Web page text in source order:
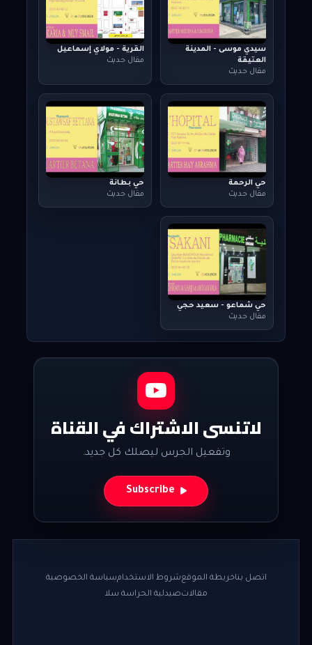
سيدي موسى - المدينة
العتيقة
مقال حديث
القرية - مولاي إسماعيل
مقال حديث
حي الرحمة
مقال حديث
حي بطانة
مقال حديث
حي شماعو - سعيد حجي
مقال حديث
لاتنسى الاشتراك في القناة
وتفعيل الجرس ليصلك كل جديد.
Subscribe
اتصل بناخريطة الموقعشروط الاستخدامسياسة الخصوصية
مقالاتصيدلية الحراسة سلا